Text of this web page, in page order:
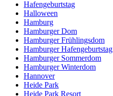
Hafengeburtstag
Halloween
Hamburg
Hamburger Dom
Hamburger Frühlingsdom
Hamburger Hafengeburtstag
Hamburger Sommerdom
Hamburger Winterdom
Hannover
Heide Park
Heide Park Resort